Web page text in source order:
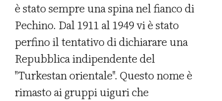
è stato sempre una spina nel fianco di
Pechino. Dal 1911 al 1949 vi è stato
perfino il tentativo di dichiarare una
Repubblica indipendente del
"Turkestan orientale". Questo nome è
rimasto ai gruppi uiguri che